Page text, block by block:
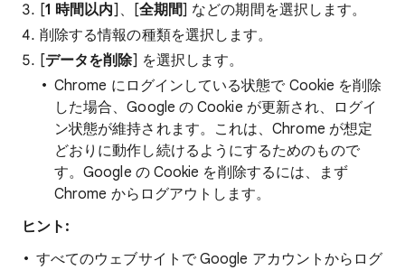
[1 時間以内]、[全期間] などの期間を選択します。
削除する情報の種類を選択します。
[データを削除] を選択します。
Chrome にログインしている状態で Cookie を削除
した場合、Google の Cookie が更新され、ログイ
ン状態が維持されます。これは、Chrome が想定
どおりに動作し続けるようにするためのもので
す。Google の Cookie を削除するには、まず
Chrome からログアウトします。
ヒント:
すべてのウェブサイトで Google アカウントからログ